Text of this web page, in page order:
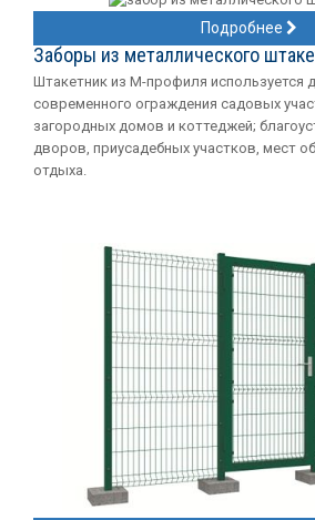
Подробнее
Заборы из металлического
Штакетник из М-профиля используется
современного ограждения садовых
загородных домов и коттеджей;
дворов, приусадебных участков, мест
отдыха.